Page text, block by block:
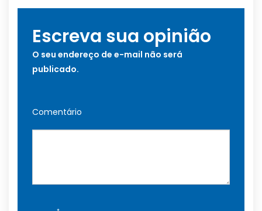
Escreva sua opinião
O seu endereço de e-mail não será
publicado.
Comentário